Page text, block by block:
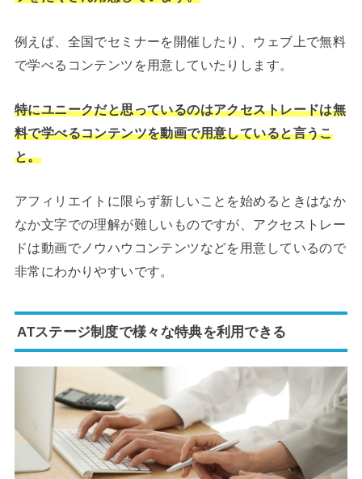
例えば、全国でセミナーを開催したり、ウェブ上で無料
で学べるコンテンツを用意していたりします。
特にユニークだと思っているのはアクセストレードは無
料で学べるコンテンツを動画で用意していると言うこ
と。
アフィリエイトに限らず新しいことを始めるときはなか
なか文字での理解が難しいものですが、アクセストレー
ドは動画でノウハウコンテンツなどを用意しているので
非常にわかりやすいです。
ATステージ制度で様々な特典を利用できる